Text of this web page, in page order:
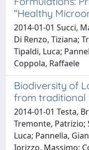
“Healthy
2014-01-01 Succi,
Di Renzo, Tiziana;
Tipaldi, Luca;
Coppola, Raffaele
Biodiversity of
from traditional
2014-01-01 Testa,
Tremonte, Patrizio;
Luca; Pannella,
Iorizzo, Massimo;